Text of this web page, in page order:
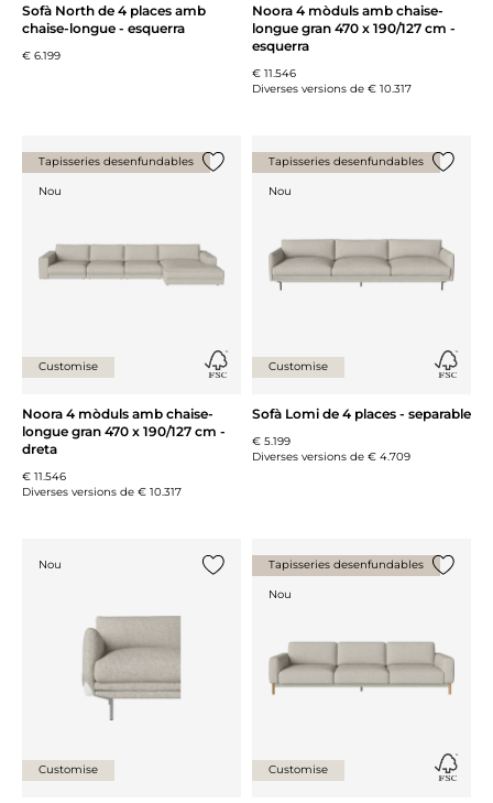
Sofà North de 4 places amb
chaise-longue - esquerra
€ 6.199
Noora 4 mòduls amb chaise-
longue gran 470 x 190/127 cm -
esquerra
€ 11.546
Diverses versions de € 10.317
Tapisseries desenfundables
Nou {0} ja està a la llista
Customise
Noora 4 mòduls amb chaise-
longue gran 470 x 190/127 cm -
dreta
€ 11.546
Diverses versions de € 10.317
Tapisseries desenfundables
Nou
Customise
Sofà Lomi de 4 places - separable
€ 5.199
Diverses versions de € 4.709
Nou
{0} ja està a la llista
Customise
Tapisseries desenfundables
Nou
Customise